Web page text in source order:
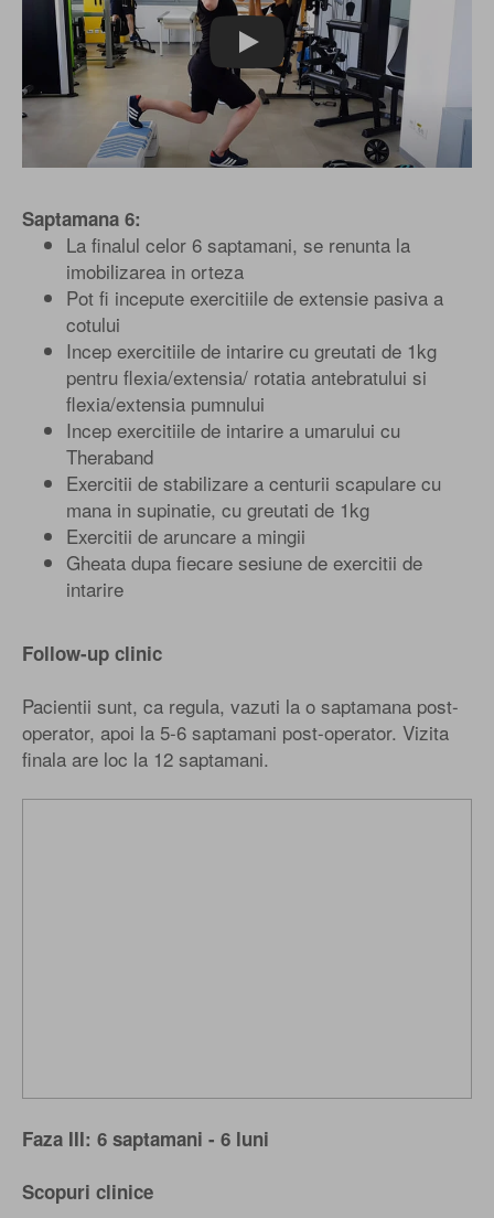
Play
Saptamana 6:
La finalul celor 6 saptamani, se renunta la
imobilizarea in orteza
Pot fi incepute exercitiile de extensie pasiva a
cotului
Incep exercitiile de intarire cu greutati de 1kg
pentru flexia/extensia/ rotatia antebratului si
flexia/extensia pumnului
Incep exercitiile de intarire a umarului cu
Theraband
Exercitii de stabilizare a centurii scapulare cu
mana in supinatie, cu greutati de 1kg
Exercitii de aruncare a mingii
Gheata dupa fiecare sesiune de exercitii de
intarire
Follow-up clinic
Pacientii sunt, ca regula, vazuti la o saptamana post-
operator, apoi la 5-6 saptamani post-operator. Vizita
finala are loc la 12 saptamani.
Faza III: 6 saptamani - 6 luni
Scopuri clinice